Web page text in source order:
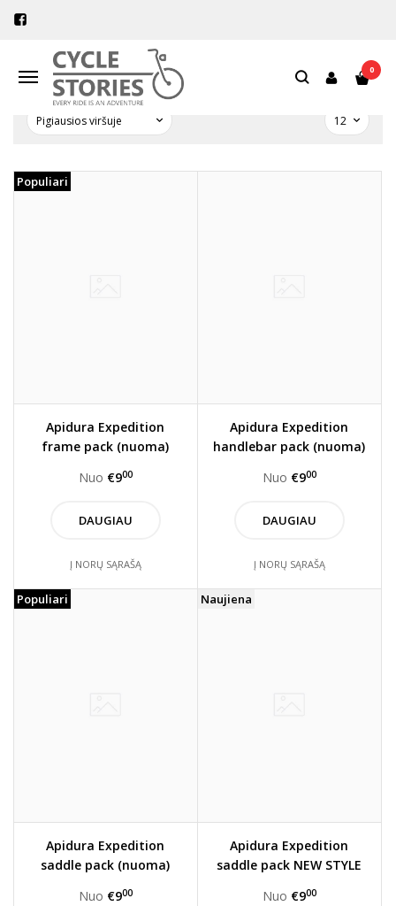
Navigacija
0
APIDURA
Pagrindinis Pirkite pagal gamintoją
Populiari
Apidura Expedition
frame pack (nuoma)
Nuo €900
DAUGIAU
Į NORŲ SĄRAŠĄ
Apidura Expedition
handlebar pack (nuoma)
Nuo €900
DAUGIAU
Į NORŲ SĄRAŠĄ
Populiari
Apidura Expedition
saddle pack (nuoma)
Nuo €900
Naujiena
Apidura Expedition
saddle pack NEW STYLE
Nuo €900